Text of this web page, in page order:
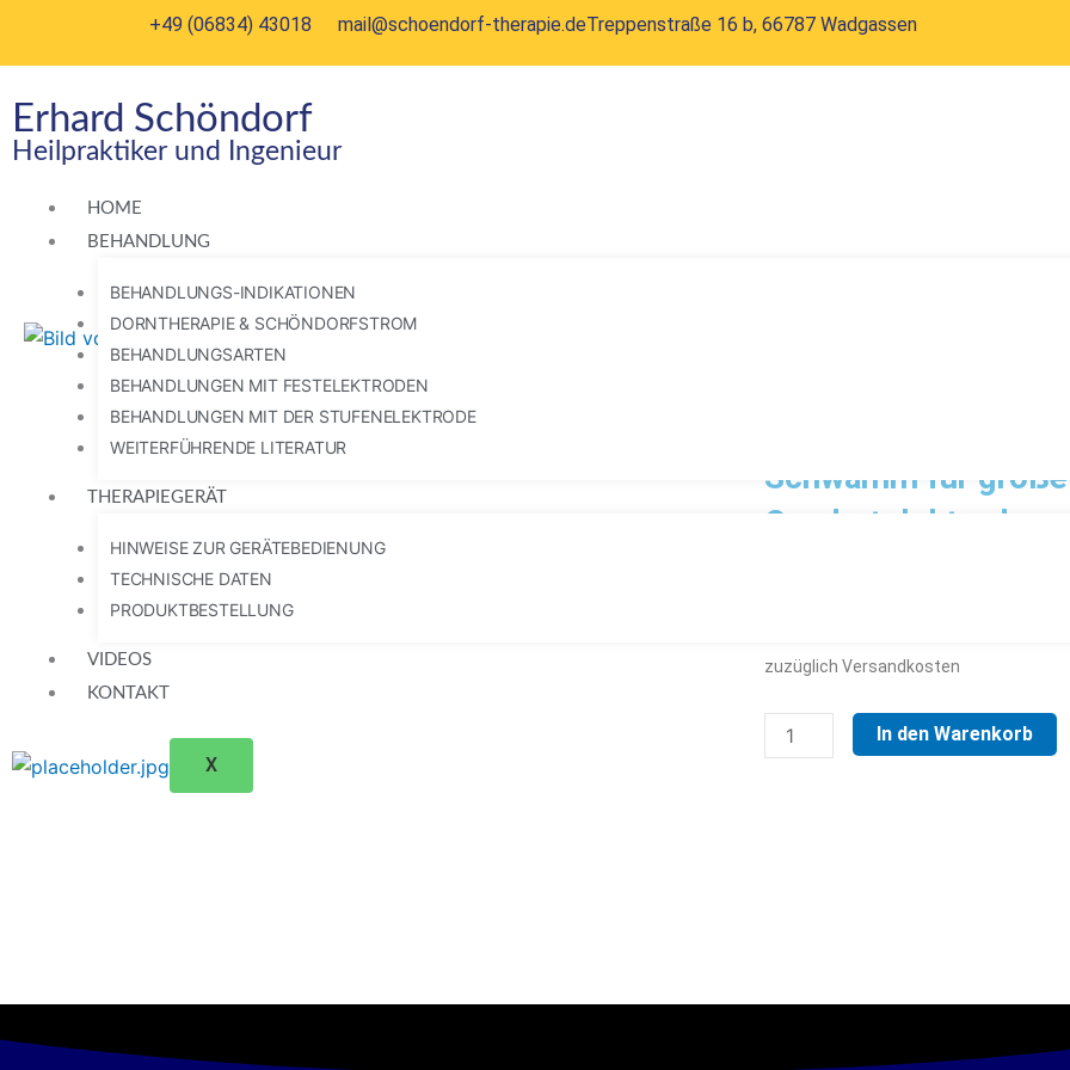
+49 (06834) 43018 mail@schoendorf-therapie.deTreppenstraße 16 b, 66787 Wadgassen
Erhard Schöndorf
Heilpraktiker und Ingenieur
HOME
BEHANDLUNG
BEHANDLUNGS-INDIKATIONEN
DORNTHERAPIE & SCHÖNDORFSTROM
BEHANDLUNGSARTEN
BEHANDLUNGEN MIT FESTELEKTRODEN
BEHANDLUNGEN MIT DER STUFENELEKTRODE
WEITERFÜHRENDE LITERATUR
THERAPIEGERÄT
HINWEISE ZUR GERÄTEBEDIENUNG
TECHNISCHE DATEN
PRODUKTBESTELLUNG
VIDEOS
KONTAKT
X
Schwamm für große
Quadratelektrode
zuzüglich Versandkosten
Schwamm
Kleinelektrode
In den Warenkorb